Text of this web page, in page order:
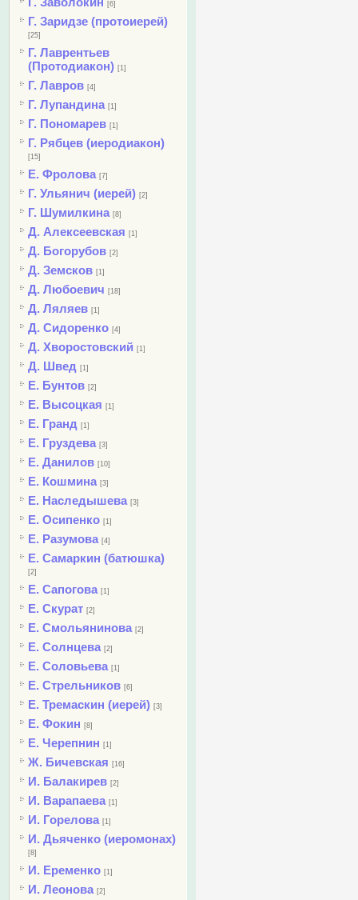
[6]
Г. Заридзе (протоиерей)
[25]
Г. Лаврентьев
(Протодиакон) [1]
Г. Лавров [4]
Г. Лупандина [1]
Г. Пономарев [1]
Г. Рябцев (иеродиакон)
[15]
Е. Фролова [7]
Г. Ульянич (иерей) [2]
Г. Шумилкина [8]
Д. Алексеевская [1]
Д. Богорубов [2]
Д. Земсков [1]
Д. Любоевич [18]
Д. Ляляев [1]
Д. Сидоренко [4]
Д. Хворостовский [1]
Д. Швед [1]
Е. Бунтов [2]
Е. Высоцкая [1]
Е. Гранд [1]
Е. Груздева [3]
Е. Данилов [10]
Е. Кошмина [3]
Е. Наследышева [3]
Е. Осипенко [1]
Е. Разумова [4]
Е. Самаркин (батюшка)
[2]
Е. Сапогова [1]
Е. Скурат [2]
Е. Смольянинова [2]
Е. Солнцева [2]
Е. Соловьева [1]
Е. Стрельников [6]
Е. Тремаскин (иерей) [3]
Е. Фокин [8]
Е. Черепнин [1]
Ж. Бичевская [16]
И. Балакирев [2]
И. Варапаева [1]
И. Горелова [1]
И. Дьяченко (иеромонах)
[8]
И. Еременко [1]
И. Леонова [2]